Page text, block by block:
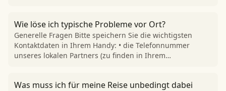
Wie löse ich typische Probleme vor Ort?
Generelle Fragen Bitte speichern Sie die wichtigsten
Kontaktdaten in Ihrem Handy: • die Telefonnummer
unseres lokalen Partners (zu finden in Ihrem…
Was muss ich für meine Reise unbedingt dabei